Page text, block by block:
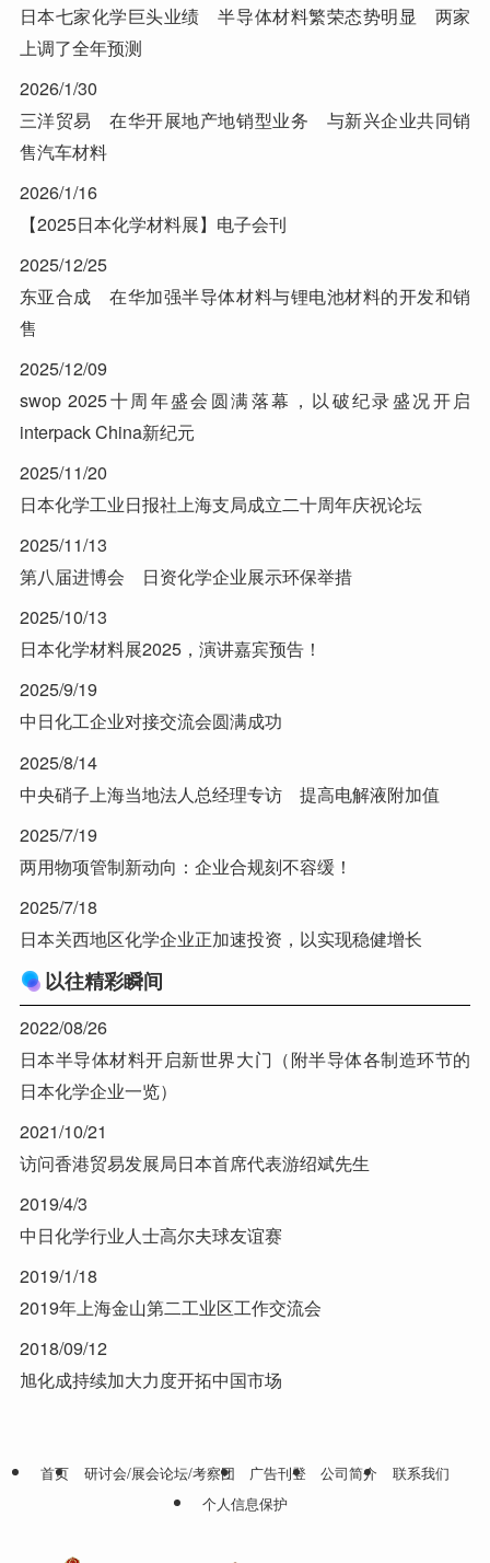
日本七家化学巨头业绩 半导体材料繁荣态势明显 两家
上调了全年预测
2026/1/30
三洋贸易 在华开展地产地销型业务 与新兴企业共同销
售汽车材料
2026/1/16
【2025日本化学材料展】电子会刊
2025/12/25
东亚合成 在华加强半导体材料与锂电池材料的开发和销
售
2025/12/09
swop 2025十周年盛会圆满落幕，以破纪录盛况开启
interpack China新纪元
2025/11/20
日本化学工业日报社上海支局成立二十周年庆祝论坛
2025/11/13
第八届进博会 日资化学企业展示环保举措
2025/10/13
日本化学材料展2025，演讲嘉宾预告！
2025/9/19
中日化工企业对接交流会圆满成功
2025/8/14
中央硝子上海当地法人总经理专访 提高电解液附加值
2025/7/19
两用物项管制新动向：企业合规刻不容缓！
2025/7/18
日本关西地区化学企业正加速投资，以实现稳健增长
以往精彩瞬间
2022/08/26
日本半导体材料开启新世界大门（附半导体各制造环节的
日本化学企业一览）
2021/10/21
访问香港贸易发展局日本首席代表游绍斌先生
2019/4/3
中日化学行业人士高尔夫球友谊赛
2019/1/18
2019年上海金山第二工业区工作交流会
2018/09/12
旭化成持续加大力度开拓中国市场
首页 研讨会/展会论坛/考察团 广告刊登 公司简介
联系我们
个人信息保护